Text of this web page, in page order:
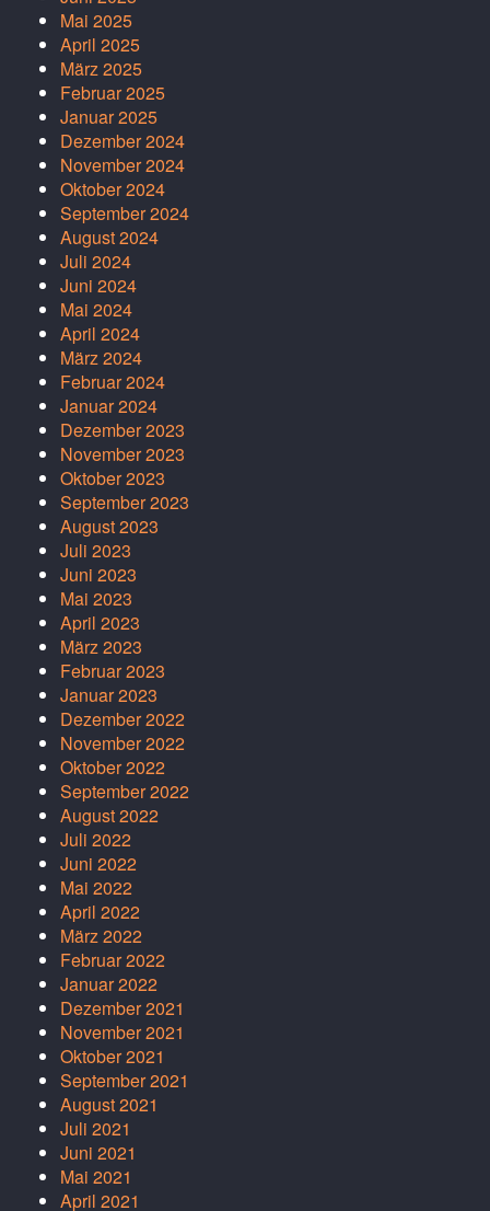
Mai 2025
April 2025
März 2025
Februar 2025
Januar 2025
Dezember 2024
November 2024
Oktober 2024
September 2024
August 2024
Juli 2024
Juni 2024
Mai 2024
April 2024
März 2024
Februar 2024
Januar 2024
Dezember 2023
November 2023
Oktober 2023
September 2023
August 2023
Juli 2023
Juni 2023
Mai 2023
April 2023
März 2023
Februar 2023
Januar 2023
Dezember 2022
November 2022
Oktober 2022
September 2022
August 2022
Juli 2022
Juni 2022
Mai 2022
April 2022
März 2022
Februar 2022
Januar 2022
Dezember 2021
November 2021
Oktober 2021
September 2021
August 2021
Juli 2021
Juni 2021
Mai 2021
April 2021